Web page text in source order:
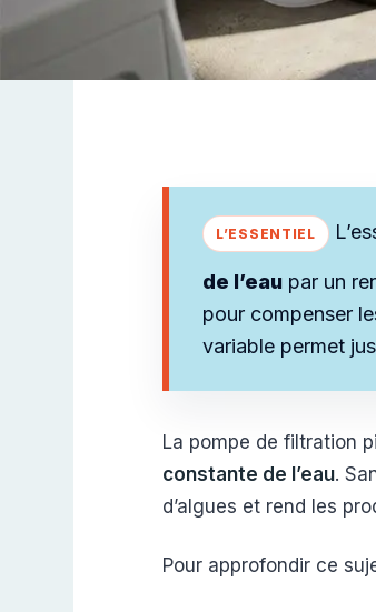
de l’eau par un
pour compenser
variable permet
La pompe de filtration
constante de l’eau.
d’algues et rend les
Pour approfondir ce